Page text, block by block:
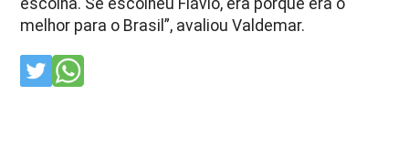
escolha. Se escolheu Flávio, era porque era o
melhor para o Brasil”, avaliou Valdemar.